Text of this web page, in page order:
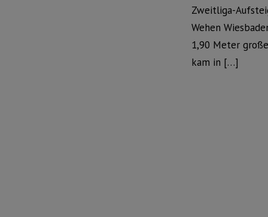
Zweitliga-
Wehen
1,90 Meter
kam in […]